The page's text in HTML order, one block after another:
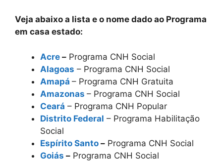
Veja abaixo a lista e o nome dado ao Programa
em casa estado:
Acre – Programa CNH Social
Alagoas – Programa CNH Social
Amapá – Programa CNH Gratuita
Amazonas – Programa CNH Social
Ceará – Programa CNH Popular
Distrito Federal – Programa Habilitação
Social
Espírito Santo – Programa CNH Social
Goiás – Programa CNH Social